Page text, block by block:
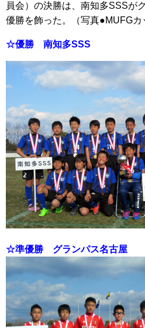
員会）の決勝は、南知多SSSが
優勝を飾った。（写真●MUFGカ
☆優勝 南知多SSS
☆準優勝 グランパス名古屋